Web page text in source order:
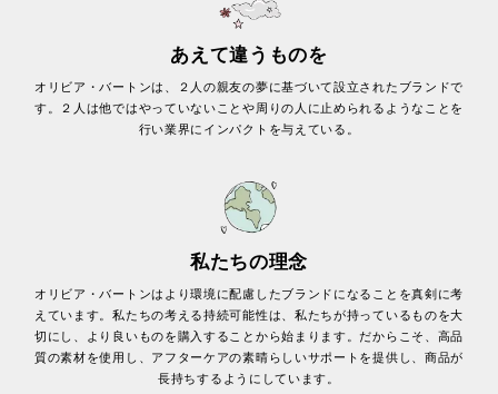
あえて違うものを
オリビア・バートンは、２人の親友の夢に基づいて設立されたブランドで
す。２人は他ではやっていないことや周りの人に止められるようなことを
行い業界にインパクトを与えている。
私たちの理念
オリビア・バートンはより環境に配慮したブランドになることを真剣に考
えています。私たちの考える持続可能性は、私たちが持っているものを大
切にし、より良いものを購入することから始まります。だからこそ、高品
質の素材を使用し、アフターケアの素晴らしいサポートを提供し、商品が
長持ちするようにしています。